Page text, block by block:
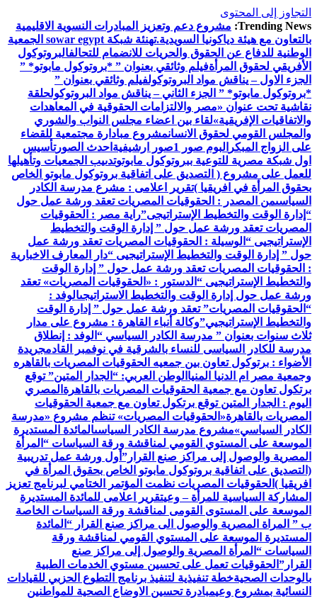
التجاوز إلى المحتوى
Trending News: مشروع دعم وتعزيز المبادرات النسوية الاقليمية
بالتعاون مع هيئة دياكونيا السويدية.
تهنئة شبكة sowar egypt الجمعية
الوطنية للدفاع عن الحقوق والحريات للانضمام للتحالفالبروتوكول
الأفريقي لحقوق المرأةفيلم وثائقي بعنوان ” *بروتوكول مابوتو* ”
الجزء الاول – يناقش مواد البروتوكولفيلم وثائقي بعنوان ”
*بروتوكول مابوتو* ” الجزء الثاني – يناقش مواد البروتوكولحلقة
نقاشية تحت عنوان «مصر والالتزامات الحقوقية في المعاهدات
والاتفاقيات الإفريقية»لقاء بين اعضاء مجلس النواب والشوري
والمجلس القومي لحقوق الانسانمشروع مبادارة مجتمعية للقضاء
على الزواج المبكر البوم صور 1 صور ارشيفية احدث الصورتأسيس
اول شبكة مصرية للتوعية ببروتوكول مابوتوتدىيب الجمعيات وتأهيلها
للعمل على مشروع ( التصديق على اتفاقية بروتوكول مابوتو الخاص
بحقوق المرأة في افريقيا )تقرير اعلامى : مشرع مدرسة الكادر
السياسىمن المصدر : الحقوقيات المصريات تعقد ورشة عمل حول
“إدارة الوقت والتخطيط الإستراتيجى”راية مصر : الحقوقيات
المصريات تعقد ورشة عمل حول ” إدارة الوقت والتخطيط
الإستراتيجيى “ الوسيلة : الحقوقيات المصريات تعقد ورشة عمل
حول ” إدارة الوقت والتخطيط الإستراتيجيى “دار المعارف الاخبارية
: الحقوقيات المصريات تعقد ورشة عمل حول ” إدارة الوقت
والتخطيط الإستراتيجيى “ الدستور : «الحقوقيات المصريات» تعقد
ورشة عمل حول إدارة الوقت والتخطيط الاستراتيجىالوفد :
“الحقوقيات المصريات” تعقد ورشة عمل حول ” إدارة الوقت
والتخطيط الإستراتيجيي”وكالة أنباء القاهرة : مشروع على مدار
ثلاث سنوات بعنوان ” مدرسة الكادر السياسي “ الوفد : إنطلاق
مدرسة للكادر السياسى للنساء بالشرقية في نوفمبر القادمجريدة
الأضواء : برتوكول تعاون بين جمعيه الحقوقيات المصريات بالقاهره
وجمعية مصر ام الدنيا المنيا الوطن العربي: “الجدار المتين” توقع
برتكول تعاون مع جمعية الحقوقيات المصريات بالقاهرة المصري
اليوم : الجدار المتين توقع برتكول تعاون مع جمعية الحقوقيات
المصريات بالقاهرة«الحقوقيات المصريات» تنظم مشروع «مدرسة
الكادر السياسي»مشروع مدرسة الكادر السياسىالمائدة المستديرة
الموسعة على المستوي القومي لمناقشة ورقة السياسات “المرأة
المصرية والوصول إلى مراكز صنع القرار” أول ورشة عمل تدريبية
(التصديق على اتفاقية بروتوكول مابوتو الخاص بحقوق المرأة في
افريقيا ) الحقوقيات المصريات نظمت المؤتمر الختامي لبرنامج تعزيز
المشاركة السياسية للمرأة – وعيتقرير اعلامى للمائدة المستديرة
الموسعة على المستوى القومى لمناقشة ورقة السياسات الخاصة
ب ” المراة المصرية والوصول الى مراكز صنع القرار “ المائدة
المستديرة الموسعة على المستوي القومي لمناقشة ورقة
السياسات “المرأة المصرية والوصول إلى مراكز صنع
القرار” الحقوقيات تعمل على تحسين مستوي الخدمات الطبية
بالوحدات الصحيةخطة تنفيذية لتنفيذ برنامج التطوع الحزبي للقيادات
النسائية بمشروع وعيمبادرة تحسين الاوضاع الصحية للمواطنين